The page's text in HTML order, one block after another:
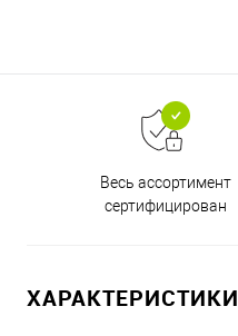
Весь ассортимент
сертифицирован
ХАРАКТЕРИСТИКИ